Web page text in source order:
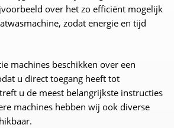
over het zo efficiënt mogelijk
zodat energie en tijd
machines beschikken over een
u direct toegang heeft tot
u de meest belangrijkste instructies
machines hebben wij ook diverse